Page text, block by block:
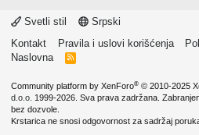
Svetli stil
Srpski
Kontakt
Pravila i uslovi korišćenja
Naslovna
R
Community platform by XenForo® © 2010-2025
d.o.o. 1999-2026. Sva prava zadržana.
bez dozvole.
Krstarica ne snosi odgovornost za sadržaj